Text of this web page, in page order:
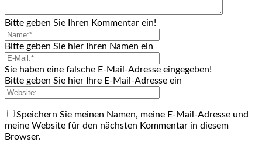
Bitte geben Sie Ihren Kommentar ein!
Bitte geben Sie hier Ihren Namen ein
Sie haben eine falsche E-Mail-Adresse eingegeben!
Bitte geben Sie hier Ihre E-Mail-Adresse ein
Speichern Sie meinen Namen, meine E-Mail-Adresse und
meine Website für den nächsten Kommentar in diesem
Browser.